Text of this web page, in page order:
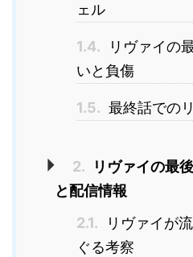
ェル
1.4.
リヴァイの
いと負傷
1.5. 最終話での
2.
リヴァイの最
と配信情報
2.1.
リヴァイが
ぐる考察